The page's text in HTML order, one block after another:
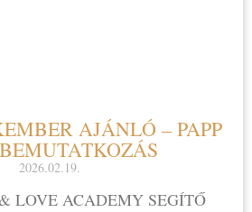
AJÁNLÓ – PAPP
2026.02.19.
LOVE ACADEMY SEGÍTŐ